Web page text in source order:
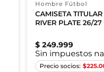
Hombre Fútbol
CAMISETA
RIVER PLATE 26/
$ 249.999
Sin impuestos
$
S M